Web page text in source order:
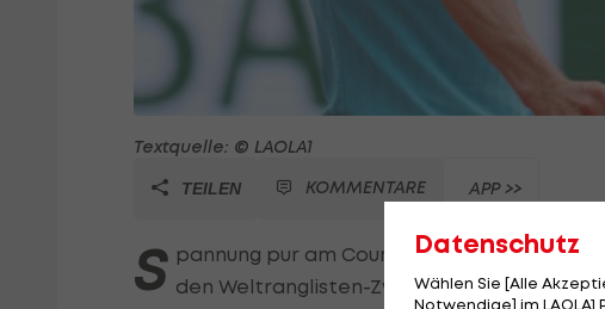
Textquelle: © LAOLA1
TEILEN KOMMENTARE APP >>
S pannung pur am Court Rainier III!Alexander
den Weltranglisten-ZweitenJannik Sinner
Datenschutz
Wählen Sie [Alle
Notwendige] im